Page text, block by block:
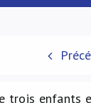
trois enfants